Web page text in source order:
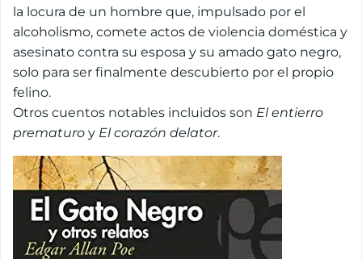
la locura de un hombre que, impulsado por el
alcoholismo, comete actos de violencia doméstica y
asesinato contra su esposa y su amado gato negro,
solo para ser finalmente descubierto por el propio
felino.
Otros cuentos notables incluidos son El entierro
prematuro y El corazón delator.